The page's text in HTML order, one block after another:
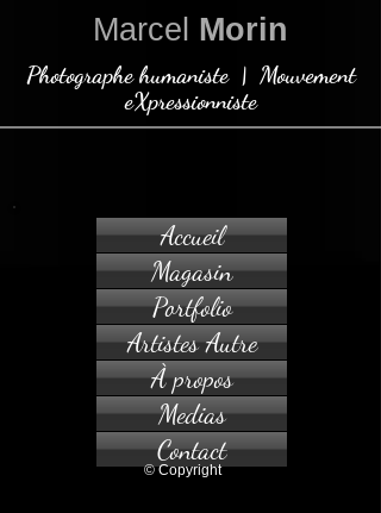
Marcel Morin
Photographe humaniste | Mouvement
eXpressionniste
Accueil
Magasin
Portfolio
Artistes Autre
À propos
Medias
Contact
© Copyright